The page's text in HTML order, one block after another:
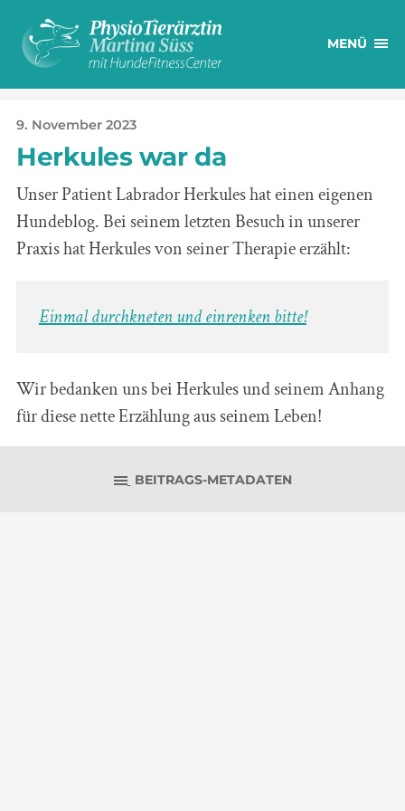
MENÜ
9. November 2023
Herkules war da
Unser Patient Labrador Herkules hat einen eigenen
Hundeblog. Bei seinem letzten Besuch in unserer
Praxis hat Herkules von seiner Therapie erzählt:
Einmal durchkneten und einrenken bitte!
Wir bedanken uns bei Herkules und seinem Anhang
für diese nette Erzählung aus seinem Leben!
BEITRAGS-METADATEN